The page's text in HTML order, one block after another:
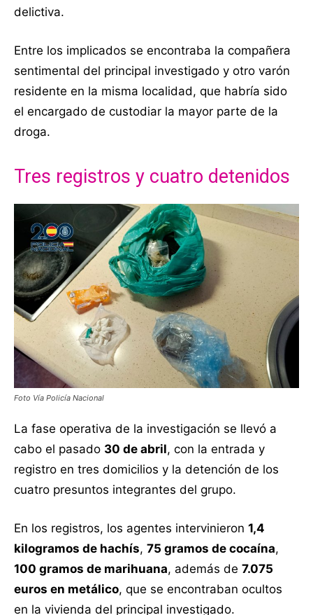
delictiva.
Entre los implicados se encontraba la compañera
sentimental del principal investigado y otro varón
residente en la misma localidad, que habría sido
el encargado de custodiar la mayor parte de la
droga.
Tres registros y cuatro detenidos
Foto Vía Policía Nacional
La fase operativa de la investigación se llevó a
cabo el pasado 30 de abril, con la entrada y
registro en tres domicilios y la detención de los
cuatro presuntos integrantes del grupo.
En los registros, los agentes intervinieron 1,4
kilogramos de hachís, 75 gramos de cocaína,
100 gramos de marihuana, además de 7.075
euros en metálico, que se encontraban ocultos
en la vivienda del principal investigado.